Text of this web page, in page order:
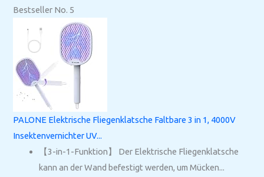
Bestseller No. 5
PALONE Elektrische Fliegenklatsche Faltbare 3 in 1, 4000V
Insektenvernichter UV...
【3-in-1-Funktion】 Der Elektrische Fliegenklatsche
kann an der Wand befestigt werden, um Mücken...